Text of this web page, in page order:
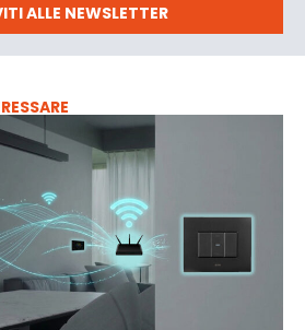
ALLE NEWSLETTER